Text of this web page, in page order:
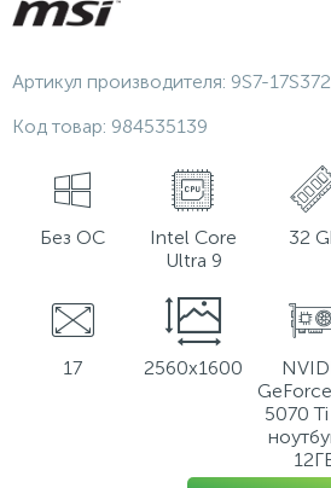
Артикул производителя: 9S7-
Код товар: 984535139
Без ОС
Intel Core
Ultra 9
32
17 2560x1600
5070